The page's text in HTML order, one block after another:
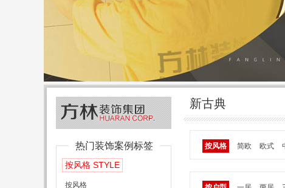
热门装饰案例标签
按风格 STYLE
按风格
新古典
按风格 简欧 欧式